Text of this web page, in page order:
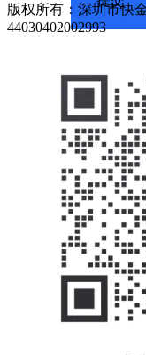
版权所有：深圳市快
44030402002993